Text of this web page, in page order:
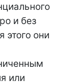
и без
этого они
или